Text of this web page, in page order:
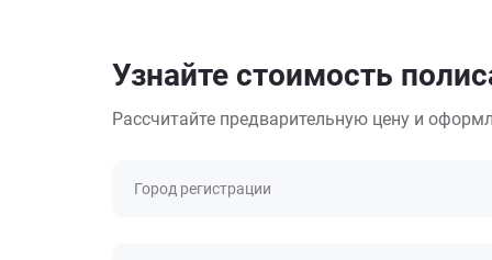
Узнайте стоимость
Рассчитайте предварительную цену и
Город регистрации